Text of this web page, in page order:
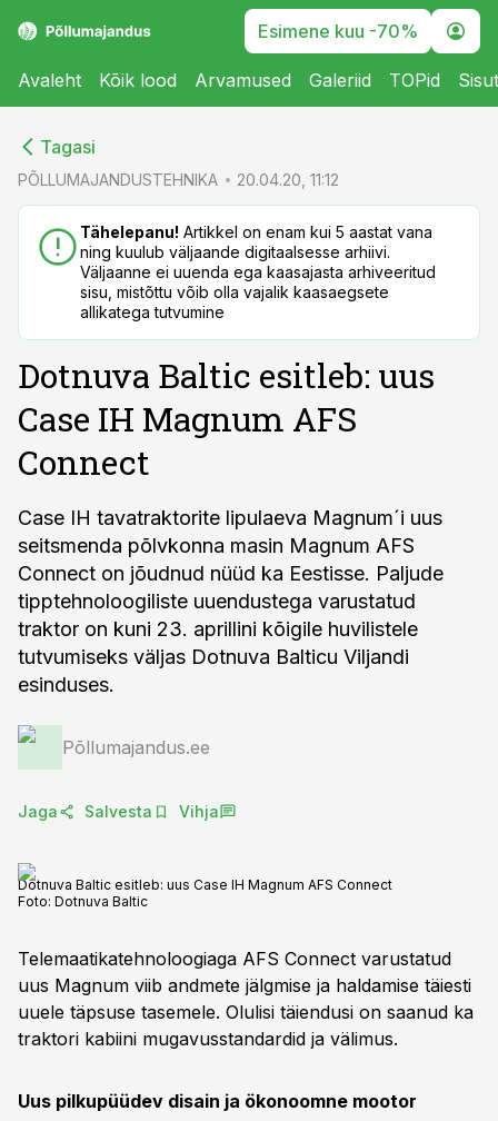
Esimene kuu -70%
Avaleht Kõik lood Arvamused Galeriid TOPid
Tagasi
PÕLLUMAJANDUSTEHNIKA 20.04.20, 11:12
Tähelepanu! Artikkel on enam kui 5 aastat vana
ning kuulub väljaande digitaalsesse arhiivi.
Väljaanne ei uuenda ega kaasajasta arhiveeritud
sisu, mistõttu võib olla vajalik kaasaegsete
allikatega tutvumine
Dotnuva Baltic esitleb: uus
Case IH Magnum AFS
Connect
Case IH tavatraktorite lipulaeva Magnum´i uus
seitsmenda põlvkonna masin Magnum AFS
Connect on jõudnud nüüd ka Eestisse. Paljude
tipptehnoloogiliste uuendustega varustatud
traktor on kuni 23. aprillini kõigile huvilistele
tutvumiseks väljas Dotnuva Balticu Viljandi
esinduses.
Põllumajandus.ee
Jaga Salvesta Vihja
Dotnuva Baltic esitleb: uus Case IH Magnum AFS Connect
Foto: Dotnuva Baltic
Telemaatikatehnoloogiaga AFS Connect varustatud
uus Magnum viib andmete jälgmise ja haldamise täiesti
uuele täpsuse tasemele. Olulisi täiendusi on saanud ka
traktori kabiini mugavusstandardid ja välimus.
Uus pilkupüüdev disain ja ökonoomne mootor